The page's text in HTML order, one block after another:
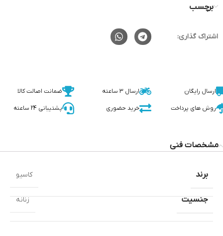
برچسب
اشتراک گذاری:
ارسال رایگان ارسال 3 ساعته ضمانت اصالت کالا
روش های پرداخت خرید حضوری پشتیبانی 24 ساعته
مشخصات فنی
جنسیت زنانه
برند کاسیو